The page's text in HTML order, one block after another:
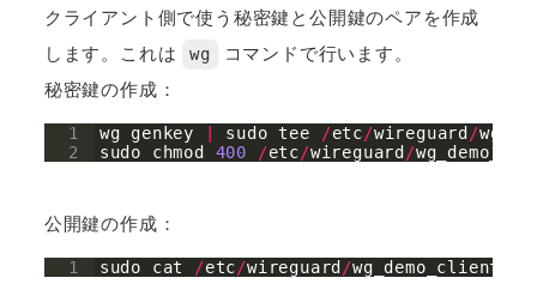
クライアント側で使う秘密鍵と公開鍵のペアを作成
します。これは
wg
コマンドで行います。
秘密鍵の作成：
1
2
wg genkey sudo tee /etc/wireguard /
sudo
chmod 400 /etc/wireguard /
公開鍵の作成：
1 sudo cat /etc/wireguard /wg_demo_client